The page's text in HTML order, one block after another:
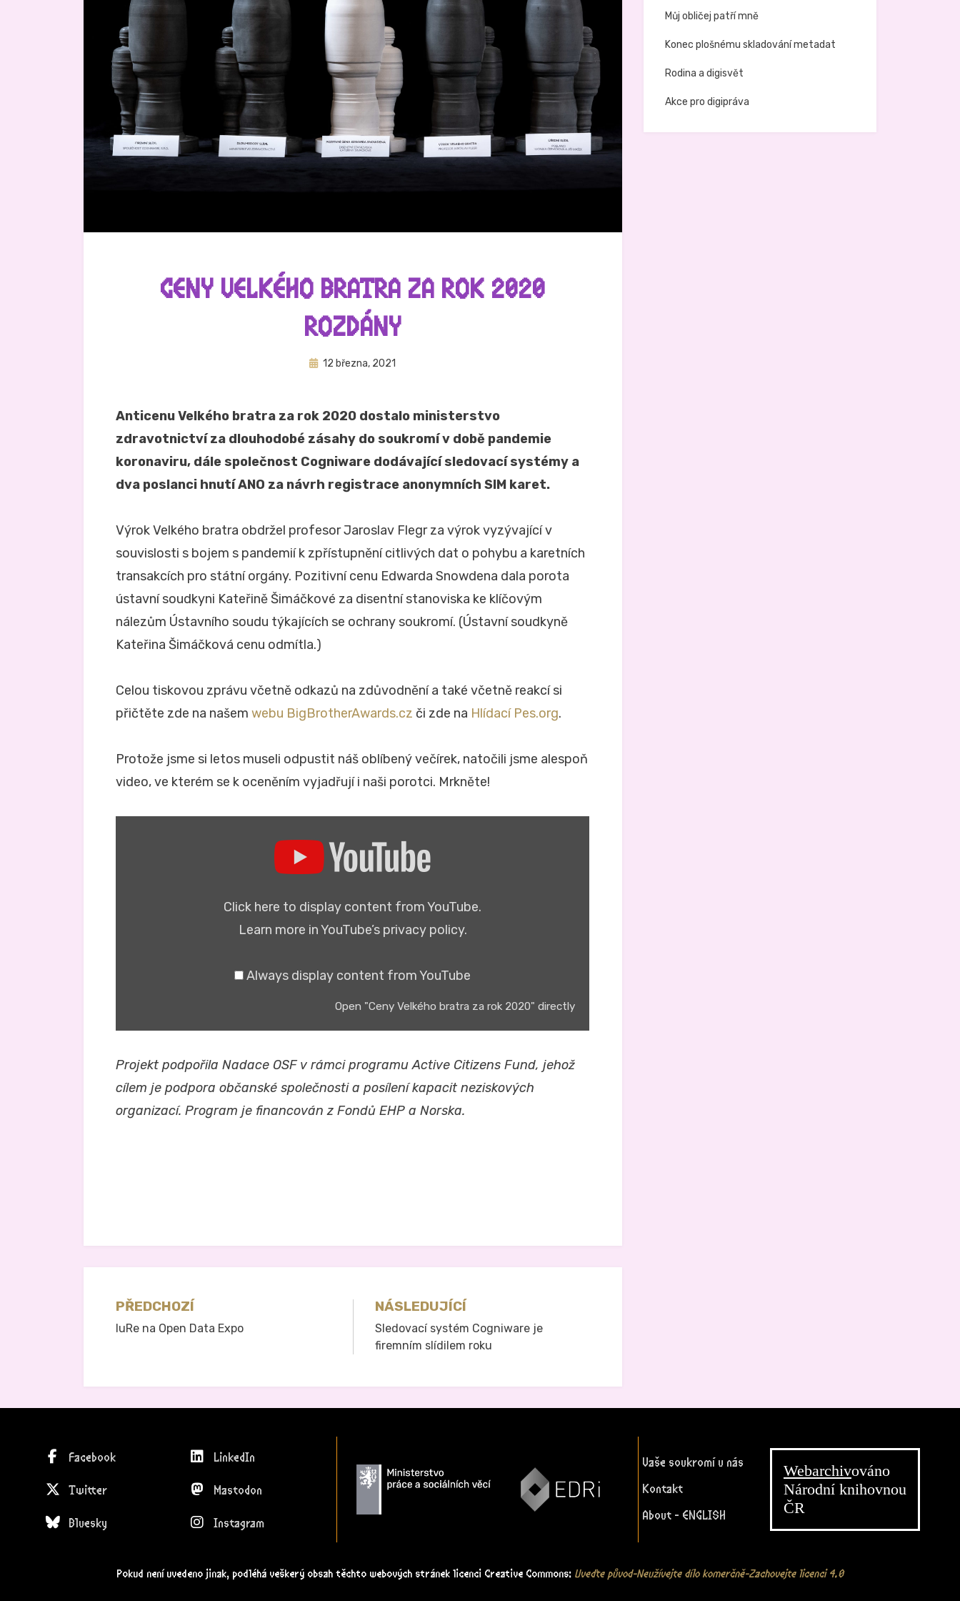
CENY VELKÉHO BRATRA ZA ROK 2020
ROZDÁNY
AutorHynek Trojánek
Zveřejněno
12 března, 2021
Anticenu Velkého bratra za rok 2020 dostalo ministerstvo
zdravotnictví za dlouhodobé zásahy do soukromí v době pandemie
koronaviru, dále společnost Cogniware dodávající sledovací systémy a
dva poslanci hnutí ANO za návrh registrace anonymních SIM karet.
Výrok Velkého bratra obdržel profesor Jaroslav Flegr za výrok vyzývající v
souvislosti s bojem s pandemií k zpřístupnění citlivých dat o pohybu a karetních
transakcích pro státní orgány. Pozitivní cenu Edwarda Snowdena dala porota
ústavní soudkyni Kateřině Šimáčkové za disentní stanoviska ke klíčovým
nálezům Ústavního soudu týkajících se ochrany soukromí. (Ústavní soudkyně
Kateřina Šimáčková cenu odmítla.)
Celou tiskovou zprávu včetně odkazů na zdůvodnění a také včetně reakcí si
přičtěte zde na našem webu BigBrotherAwards.cz či zde na Hlídací Pes.org.
Protože jsme si letos museli odpustit náš oblíbený večírek, natočili jsme alespoň
video, ve kterém se k oceněním vyjadřují i naši porotci. Mrkněte!
Click here to display content from YouTube.
Learn more inYouTube’s privacy policy.
Always display content from YouTube
Open "Ceny Velkého bratra za rok 2020" directly
Projekt podpořila Nadace OSF v rámci programu Active Citizens Fund, jehož
cílem je podpora občanské společnosti a posílení kapacit neziskových
organizací. Program je financován z Fondů EHP a Norska.
Navigace
pro
PŘEDCHOZÍ
IuRe na Open Data Expo
NÁSLEDUJÍCÍ
Sledovací systém Cogniware je
firemním slídilem roku
Můj obličej patří mně
Konec plošnému skladování metadat
Rodina a digisvět
Akce pro digipráva
Facebook LinkedIn
Twitter Mastodon
Bluesky Instagram
Vaše soukromí u nás
Kontakt
About - ENGLISH
Webarchivováno
Národní knihovnou
ČR
Pokud není uvedeno jinak, podléhá veškerý obsah těchto webových stránek licenci Creative Commons: Uveďte původ-Neužívejte dílo komerčně-Zachovejte licenci 4.0